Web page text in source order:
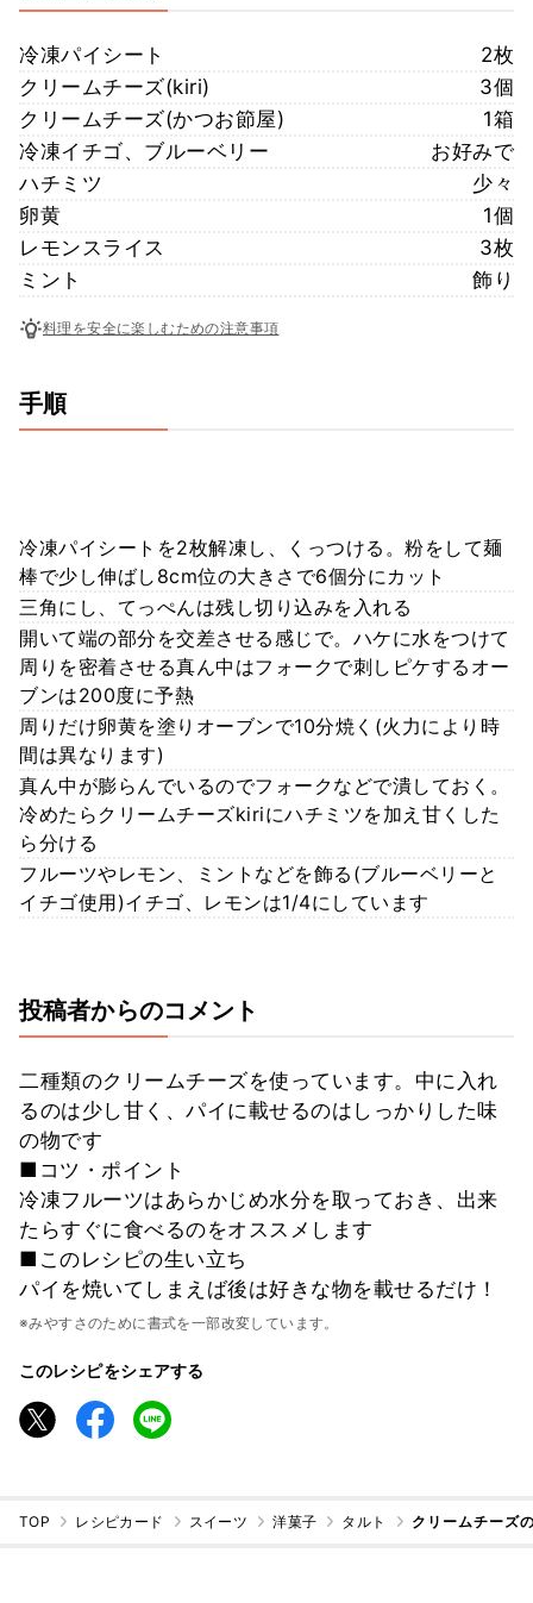
冷凍パイシート
2枚
クリームチーズ(kiri)
3個
クリームチーズ(かつお節屋)
1箱
冷凍イチゴ、ブルーベリー
お好みで
ハチミツ
少々
卵黄
1個
レモンスライス
3枚
ミント
飾り
料理を安全に楽しむための注意事項
手順
冷凍パイシートを2枚解凍し、くっつける。粉をして麺
棒で少し伸ばし8cm位の大きさで6個分にカット
三角にし、てっぺんは残し切り込みを入れる
開いて端の部分を交差させる感じで。ハケに水をつけて
周りを密着させる真ん中はフォークで刺しピケするオー
ブンは200度に予熱
周りだけ卵黄を塗りオーブンで10分焼く(火力により時
間は異なります)
真ん中が膨らんでいるのでフォークなどで潰しておく。
冷めたらクリームチーズkiriにハチミツを加え甘くした
ら分ける
フルーツやレモン、ミントなどを飾る(ブルーベリーと
イチゴ使用)イチゴ、レモンは1/4にしています
投稿者からのコメント
二種類のクリームチーズを使っています。中に入れ
るのは少し甘く、パイに載せるのはしっかりした味
の物です
■コツ・ポイント
冷凍フルーツはあらかじめ水分を取っておき、出来
たらすぐに食べるのをオススメします
■このレシピの生い立ち
パイを焼いてしまえば後は好きな物を載せるだけ！
※みやすさのために書式を一部改変しています。
このレシピをシェアする
TOP レシピカード スイーツ 洋菓子 タルト クリームチーズ